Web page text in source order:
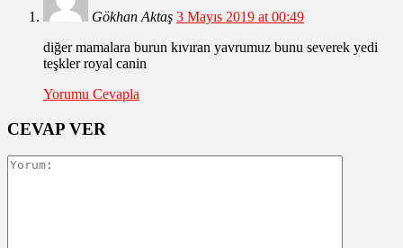
Gökhan Aktaş 3 Mayıs 2019 at 00:49
diğer mamalara burun kıvıran yavrumuz bunu severek yedi
teşkler royal canin
Yorumu Cevapla
CEVAP VER